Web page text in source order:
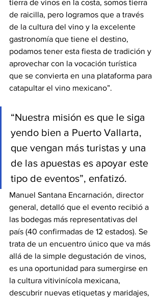
tierra de vinos en la costa, somos tierra
de raicilla, pero logramos que a través
de la cultura del vino y la excelente
gastronomía que tiene el destino,
podamos tener esta fiesta de tradición y
aprovechar con la vocación turística
que se convierta en una plataforma para
catapultar el vino mexicano”.
“Nuestra misión es que le siga
yendo bien a Puerto Vallarta,
que vengan más turistas y una
de las apuestas es apoyar este
tipo de eventos”, enfatizó.
Manuel Santana Encarnación, director
general, detalló que el evento recibió a
las bodegas más representativas del
país (40 confirmadas de 12 estados). Se
trata de un encuentro único que va más
allá de la simple degustación de vinos,
es una oportunidad para sumergirse en
la cultura vitivinícola mexicana,
descubrir nuevas etiquetas y maridajes,